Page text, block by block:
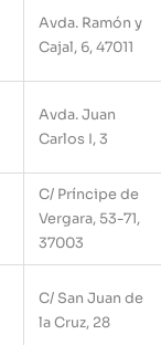
Avda. Ramón y
Cajal, 6, 47011
Avda. Juan
Carlos I, 3
C/ Príncipe de
Vergara, 53-71,
37003
C/ San Juan de
la Cruz, 28